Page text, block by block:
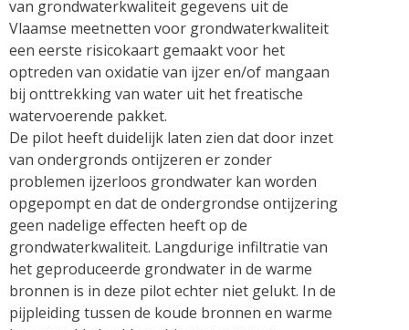
van grondwaterkwaliteit gegevens uit de
Vlaamse meetnetten voor grondwaterkwaliteit
een eerste risicokaart gemaakt voor het
optreden van oxidatie van ijzer en/of mangaan
bij onttrekking van water uit het freatische
watervoerende pakket.
De pilot heeft duidelijk laten zien dat door inzet
van ondergronds ontijzeren er zonder
problemen ijzerloos grondwater kan worden
opgepompt en dat de ondergrondse ontijzering
geen nadelige effecten heeft op de
grondwaterkwaliteit. Langdurige infiltratie van
het geproduceerde grondwater in de warme
bronnen is in deze pilot echter niet gelukt. In de
pijpleiding tussen de koude bronnen en warme